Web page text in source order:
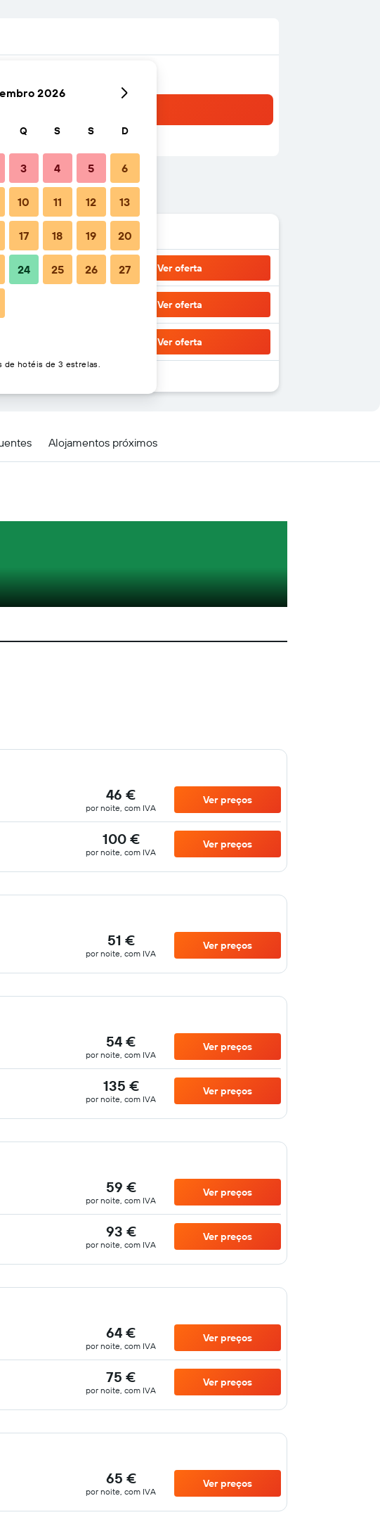
noite
Ver oferta
Ver oferta
Ver oferta
Alojamentos próximos
46 €
por noite, com IVA
Ver preços
100 €
por noite, com IVA
Ver preços
51 €
por noite, com IVA
Ver preços
54 €
por noite, com IVA
Ver preços
135 €
por noite, com IVA
Ver preços
59 €
por noite, com IVA
Ver preços
93 €
por noite, com IVA
Ver preços
64 €
por noite, com IVA
Ver preços
75 €
por noite, com IVA
Ver preços
65 €
por noite, com IVA
Ver preços
2026
Q S S D
3 4 5 6
10 11 12 13
17 18 19 20
24 25 26 27
de hotéis de 3 estrelas.